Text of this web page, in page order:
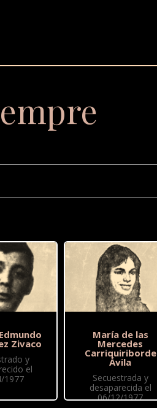
Zivaco
y
el
1977
María de las
Mercedes
Carriquiriborde
Ávila
Secuestrada y
desaparecida el
06/12/1977